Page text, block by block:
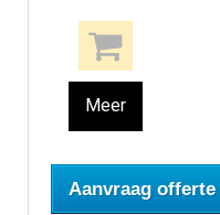
Meer
Aanvraag offerte